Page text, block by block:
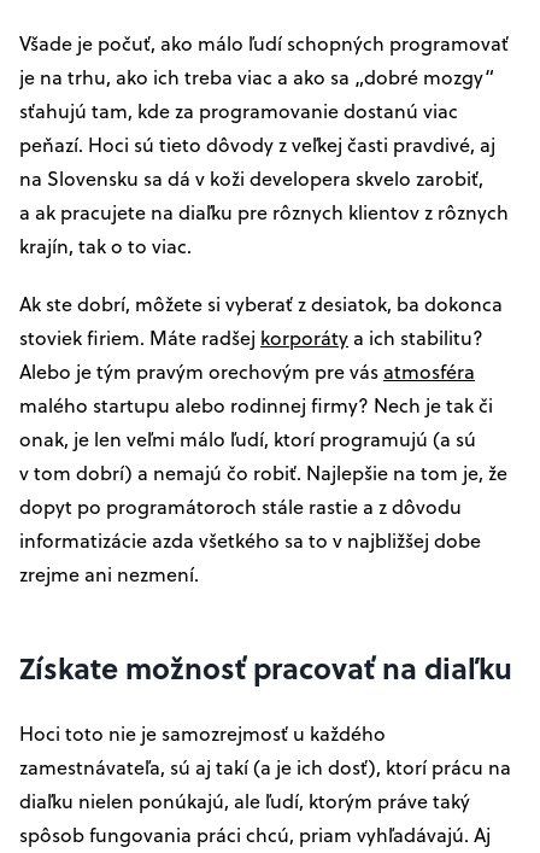
Všade je počuť, ako málo ľudí schopných programovať
je na trhu, ako ich treba viac a ako sa „dobré mozgy“
sťahujú tam, kde za programovanie dostanú viac
peňazí. Hoci sú tieto dôvody z veľkej časti pravdivé, aj
na Slovensku sa dá v koži developera skvelo zarobiť,
a ak pracujete na diaľku pre rôznych klientov z rôznych
krajín, tak o to viac.
Ak ste dobrí, môžete si vyberať z desiatok, ba dokonca
stoviek firiem. Máte radšej korporáty a ich stabilitu?
Alebo je tým pravým orechovým pre vás atmosféra
malého startupu alebo rodinnej firmy? Nech je tak či
onak, je len veľmi málo ľudí, ktorí programujú (a sú
v tom dobrí) a nemajú čo robiť. Najlepšie na tom je, že
dopyt po programátoroch stále rastie a z dôvodu
informatizácie azda všetkého sa to v najbližšej dobe
zrejme ani nezmení.
Získate možnosť pracovať na diaľku
Hoci toto nie je samozrejmosť u každého
zamestnávateľa, sú aj takí (a je ich dosť), ktorí prácu na
diaľku nielen ponúkajú, ale ľudí, ktorým práve taký
spôsob fungovania práci chcú, priam vyhľadávajú. Aj